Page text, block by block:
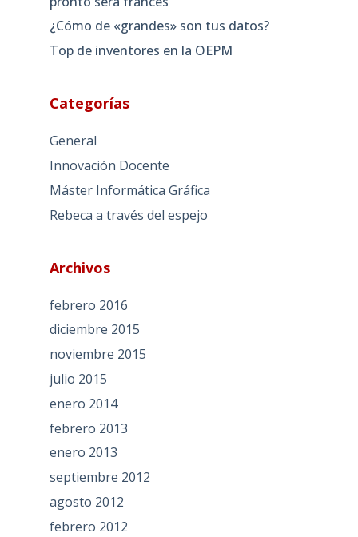
¿Cómo de «grandes» son tus datos?
Top de inventores en la OEPM
Categorías
General
Innovación Docente
Máster Informática Gráfica
Rebeca a través del espejo
Archivos
febrero 2016
diciembre 2015
noviembre 2015
julio 2015
enero 2014
febrero 2013
enero 2013
septiembre 2012
agosto 2012
febrero 2012